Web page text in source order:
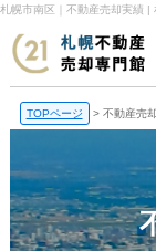
札幌市南区｜不動産売却実績 |
TOPページ > 不動産売